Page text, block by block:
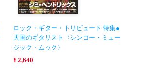
ロック・ギター・トリビュート 特集●
天国のギタリスト〈シンコー・ミュー
ジック・ムック〉
¥ 2,640